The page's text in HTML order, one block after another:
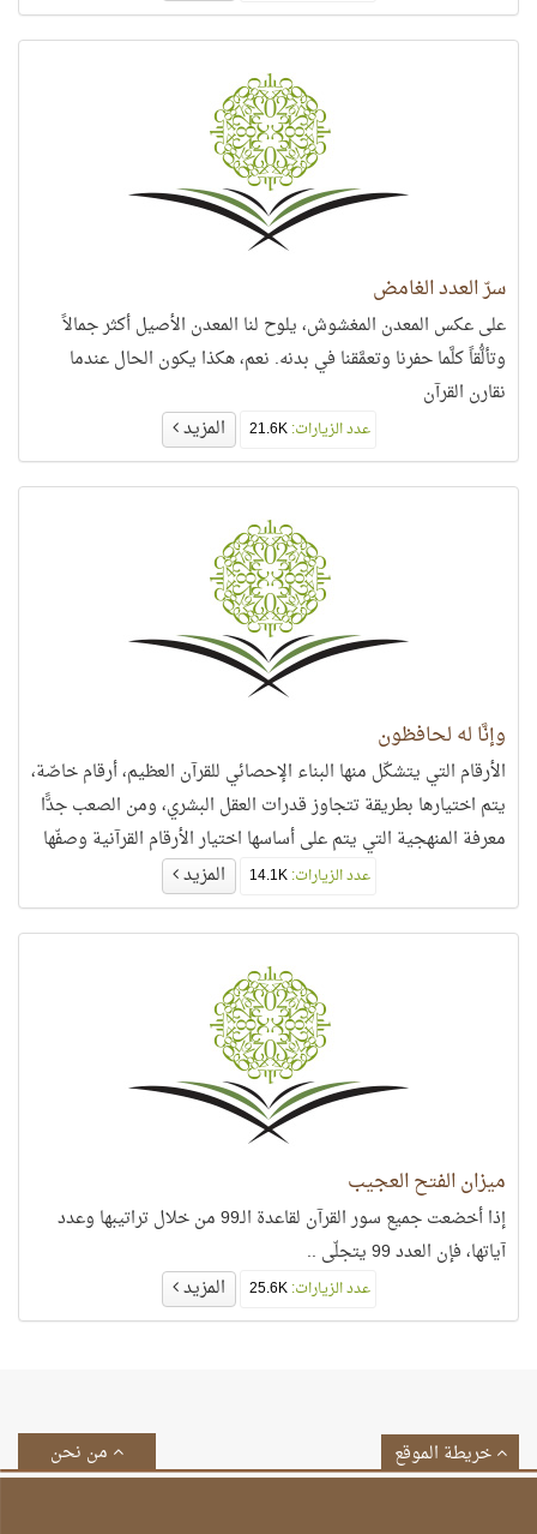
سرّ العدد الغامض
على عكس المعدن المغشوش، يلوح لنا المعدن الأصيل أكثر جمالاً
وتألُّقاً كلَّما حفرنا وتعمَّقنا في بدنه. نعم، هكذا يكون الحال عندما
نقارن القرآن
عدد الزيارات:21.6K المزيد
وإنَّا له لحافظون
الأرقام التي يتشكّل منها البناء الإحصائي للقرآن العظيم، أرقام خاصّة،
يتم اختيارها بطريقة تتجاوز قدرات العقل البشري، ومن الصعب جدًّا
معرفة المنهجية التي يتم على أساسها اختيار الأرقام القرآنية وصفّها
عدد الزيارات:14.1K المزيد
ميزان الفتح العجيب
إذا أخضعت جميع سور القرآن لقاعدة الـ99 من خلال تراتيبها وعدد
آياتها، فإن العدد 99 يتجلّى ..
عدد الزيارات:25.6K المزيد
من نحن خريطة الموقع